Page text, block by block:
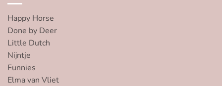
Happy Horse
Done by Deer
Little Dutch
Nijntje
Funnies
Elma van Vliet